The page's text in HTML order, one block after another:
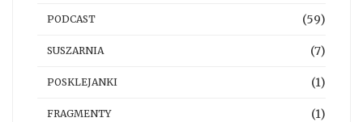
PODCAST (59)
SUSZARNIA (7)
POSKLEJANKI (1)
FRAGMENTY (1)